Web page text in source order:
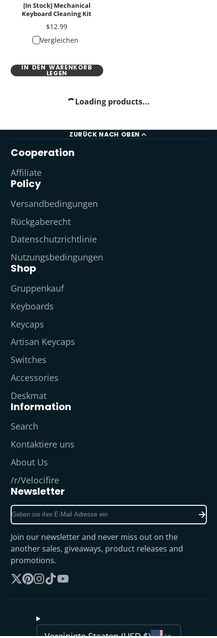
[In Stock] Mechanical
Keyboard Cleaning Kit
Preis
$12.99
Vergleichen
IN DEN WARENKORB
LEGEN
Loading products...
ZURÜCK NACH OBEN
Cooperation
Affiliate
Policy
Versandbedingungen
Rückgaberecht
Datenschutzrichtlinie
Nutzungsbedingungen
Shop
Gruppenkauf
Keyboards
Keycaps
Artisan Keycaps
Switches
Accessories
Deskmat
Information
Search
Kontaktiere uns
About Us
/r/Velocifire
Newsletter
Geben
sie
ihre
E-
Mail
Adresse
ein
Join our newsletter and never miss out on the
another sales, giveaways, product releases and
promotions.
Sie